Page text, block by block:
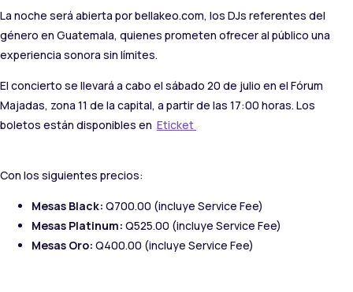
La noche será abierta por bellakeo.com, los DJs referentes del
género en Guatemala, quienes prometen ofrecer al público una
experiencia sonora sin límites.
El concierto se llevará a cabo el sábado 20 de julio en el Fórum
Majadas, zona 11 de la capital, a partir de las 17:00 horas. Los
boletos están disponibles en Eticket
Con los siguientes precios:
Mesas Black: Q700.00 (incluye Service Fee)
Mesas Platinum: Q525.00 (incluye Service Fee)
Mesas Oro: Q400.00 (incluye Service Fee)